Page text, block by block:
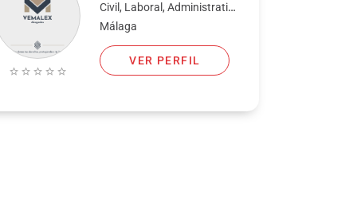
Civil, Laboral, Administrativo, Familia, Penal
Málaga
VER PERFIL